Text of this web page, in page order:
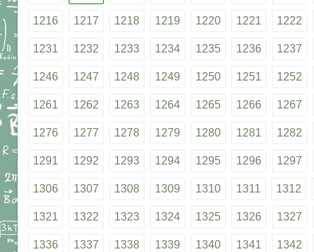
1216 1217 1218 1219 1220 1221 1222
1231 1232 1233 1234 1235 1236 1237
1246 1247 1248 1249 1250 1251 1252
1261 1262 1263 1264 1265 1266 1267
1276 1277 1278 1279 1280 1281 1282
1291 1292 1293 1294 1295 1296 1297
1306 1307 1308 1309 1310 1311 1312
1321 1322 1323 1324 1325 1326 1327
1336 1337 1338 1339 1340 1341 1342